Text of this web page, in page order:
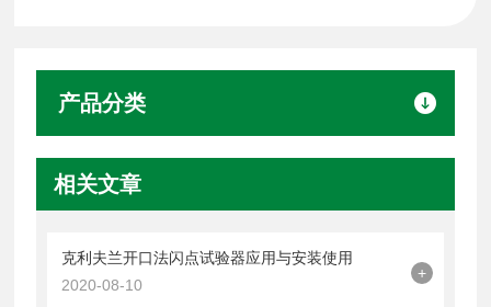
产品分类
相关文章
克利夫兰开口法闪点试验器应用与安装使用
2020-08-10
+